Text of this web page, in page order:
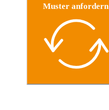
Muster anfordern